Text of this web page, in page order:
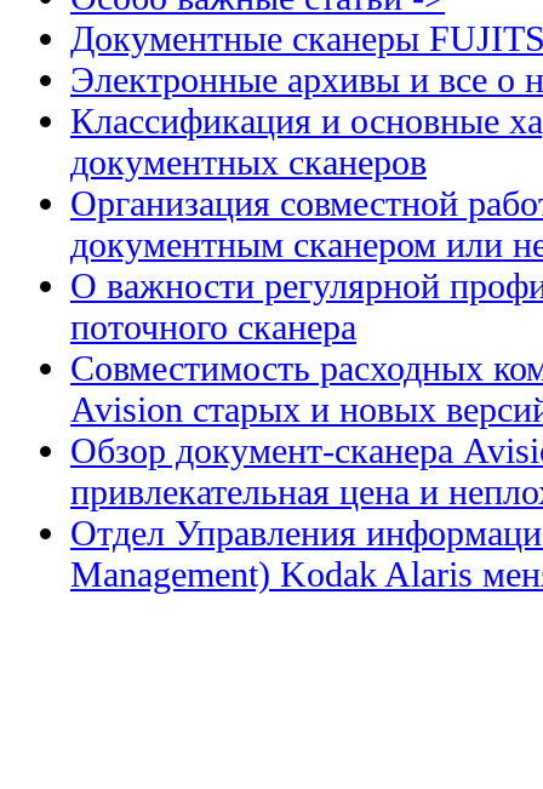
Документные сканеры
Электронные архивы и все о
Классификация и основные
документных сканеров
Организация совместной
документным сканером или
О важности регулярной
поточного сканера
Совместимость расходных
Avision старых и новых
Обзор документ-сканера
привлекательная цена и
Отдел Управления
Management) Kodak Alaris